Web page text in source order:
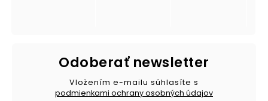
Odoberať newsletter
Vložením e-mailu súhlasíte s
podmienkami ochrany osobných údajov